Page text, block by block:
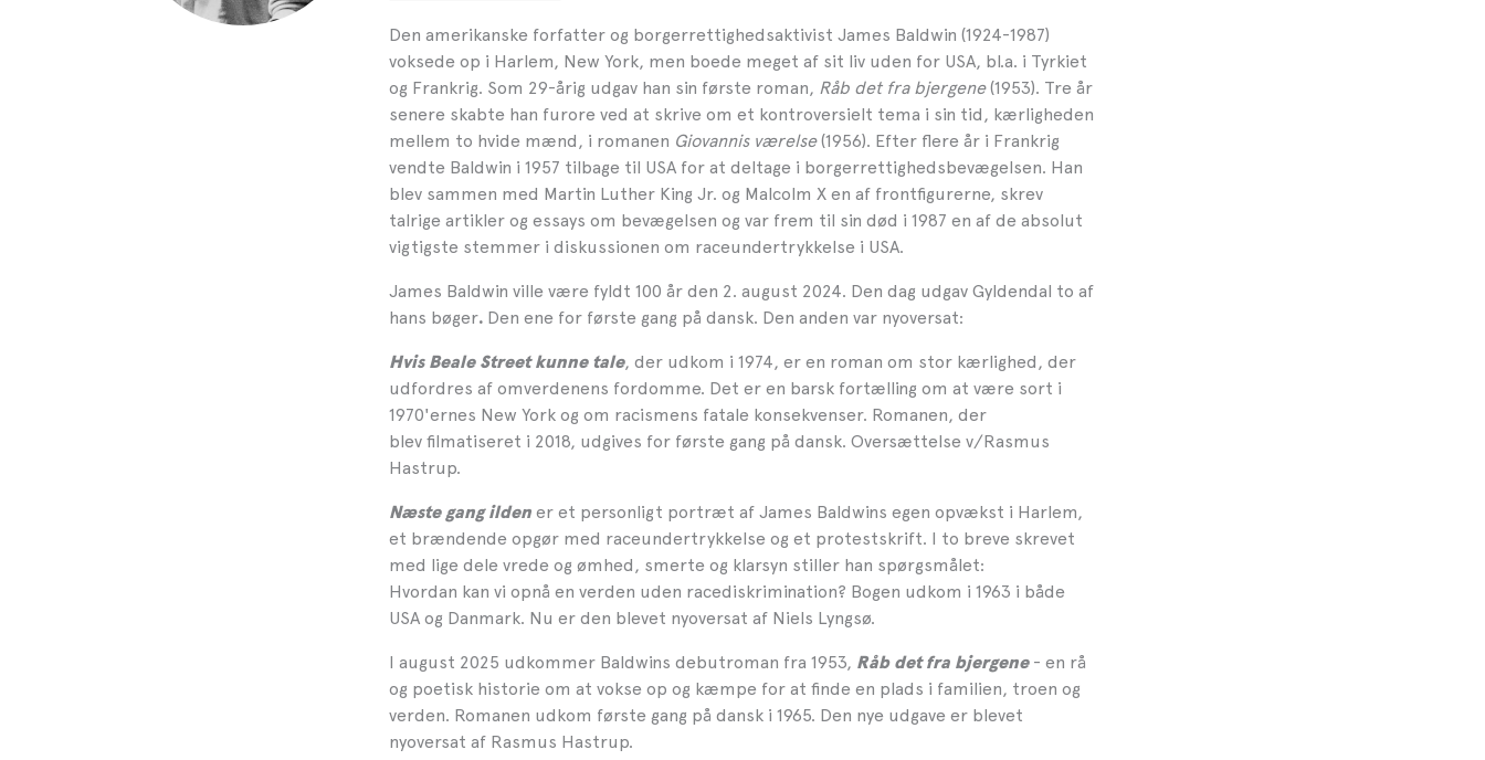
Den amerikanske forfatter og borgerrettighedsaktivist James Baldwin (1924-1987)
voksede op i Harlem, New York, men boede meget af sit liv uden for USA, bl.a. i Tyrkiet
og Frankrig. Som 29-årig udgav han sin første roman, Råb det fra bjergene(1953). Tre år
senere skabte han furore ved at skrive om et kontroversielt tema i sin tid, kærligheden
mellem to hvide mænd, i romanen Giovannis værelse(1956). Efter flere år i Frankrig
vendte Baldwin i 1957 tilbage til USA for at deltage i borgerrettighedsbevægelsen. Han
blev sammen med Martin Luther King Jr. og Malcolm X en af frontfigurerne, skrev
talrige artikler og essays om bevægelsen og var frem til sin død i 1987 en af de absolut
vigtigste stemmer i diskussionen om raceundertrykkelse i USA.
James Baldwin ville være fyldt 100 år den 2. august 2024. Den dag udgav Gyldendal to af
hans bøger. Den ene for første gang på dansk. Den anden var nyoversat:
Hvis Beale Street kunne tale, der udkom i 1974, er en roman om stor kærlighed, der
udfordres af omverdenens fordomme. Det er en barsk fortælling om at være sort i
1970'ernes New York og om racismens fatale konsekvenser. Romanen, der
blev filmatiseret i 2018, udgives for første gang på dansk. Oversættelse v/Rasmus
Hastrup.
Næste gang ilden er et personligt portræt af James Baldwins egen opvækst i Harlem,
et brændende opgør med raceundertrykkelse og et protestskrift. I to breve skrevet
med lige dele vrede og ømhed, smerte og klarsyn stiller han spørgsmålet:
Hvordan kan vi opnå en verden uden racediskrimination? Bogen udkom i 1963 i både
USA og Danmark. Nu er den blevet nyoversat af Niels Lyngsø.
I august 2025 udkommer Baldwins debutroman fra 1953, Råb det fra bjergene - en rå
og poetisk historie om at vokse op og kæmpe for at finde en plads i familien, troen og
verden. Romanen udkom første gang på dansk i 1965. Den nye udgave er blevet
nyoversat af Rasmus Hastrup.